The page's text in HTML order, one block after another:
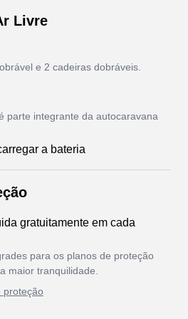
Livre
e 2 cadeiras dobráveis.
parte integrante da autocaravana
a bateria
gratuitamente em cada
para os planos de proteção
maior tranquilidade.
proteção